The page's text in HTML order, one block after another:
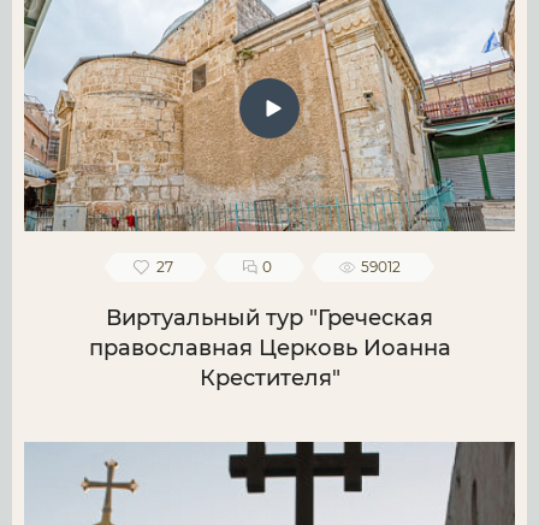
27 0 59012
Виртуальный тур "Греческая
православная Церковь Иоанна
Крестителя"